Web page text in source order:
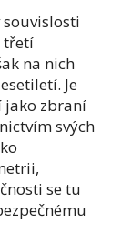
třetí
na nich
Je
jako zbraní
svých
se tu